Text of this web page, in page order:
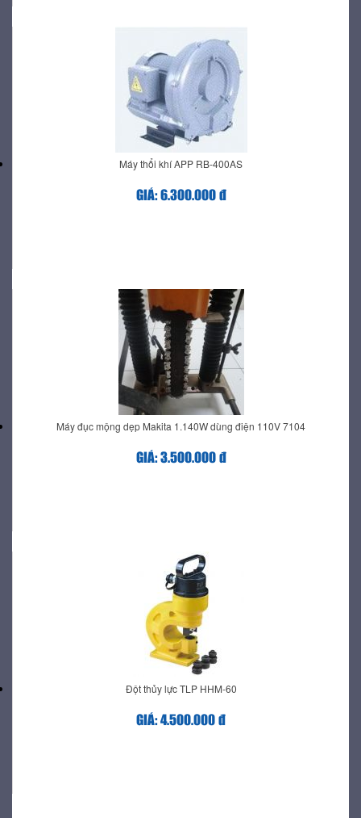
Máy thổi khí APP RB-400AS
GIÁ: 6.300.000 đ
Máy đục mộng dẹp Makita 1.140W dùng điện 110V 7104
GIÁ: 3.500.000 đ
Đột thủy lực TLP HHM-60
GIÁ: 4.500.000 đ